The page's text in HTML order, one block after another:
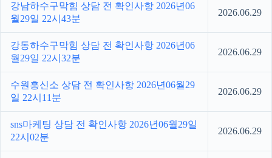
강남하수구막힘 상담 전 확인사항 2026년06
월29일 22시43분
2026.06.29
강동하수구막힘 상담 전 확인사항 2026년06
월29일 22시32분
2026.06.29
수원흥신소 상담 전 확인사항 2026년06월29
일 22시11분
2026.06.29
sns마케팅 상담 전 확인사항 2026년06월29일
22시02분
2026.06.29